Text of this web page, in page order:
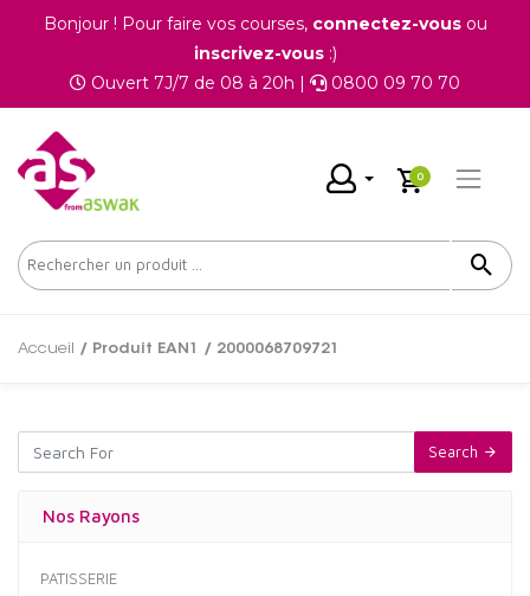
Bonjour ! Pour faire vos courses, connectez-vousou
inscrivez-vous:)
Ouvert 7J/7 de 08 à 20h |
0800 09 70 70
0
Accueil / Produit EAN1 / 2000068709721
Search
Nos Rayons
PATISSERIE